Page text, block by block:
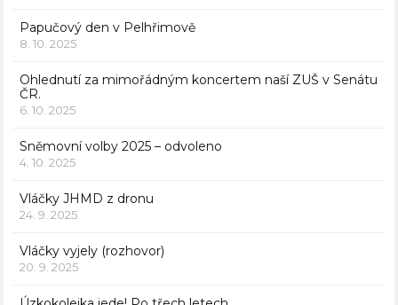
Papučový den v Pelhřimově
8. 10. 2025
Ohlednutí za mimořádným koncertem naší ZUŠ v Senátu
ČR.
6. 10. 2025
Sněmovní volby 2025 – odvoleno
4. 10. 2025
Vláčky JHMD z dronu
24. 9. 2025
Vláčky vyjely (rozhovor)
20. 9. 2025